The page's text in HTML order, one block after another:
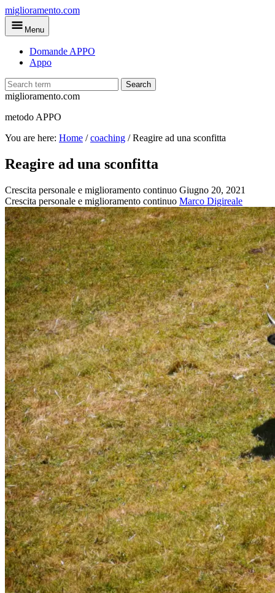
Skip
to
main
miglioramento.com
Menu
Domande APPO
Appo
Search
miglioramento.com
metodo APPO
You are here: Home /coaching /Reagire ad una sconfitta
Reagire ad una sconfitta
Crescita personale e miglioramento continuo Giugno 20, 2021
Crescita personale e miglioramento continuo Marco Digireale